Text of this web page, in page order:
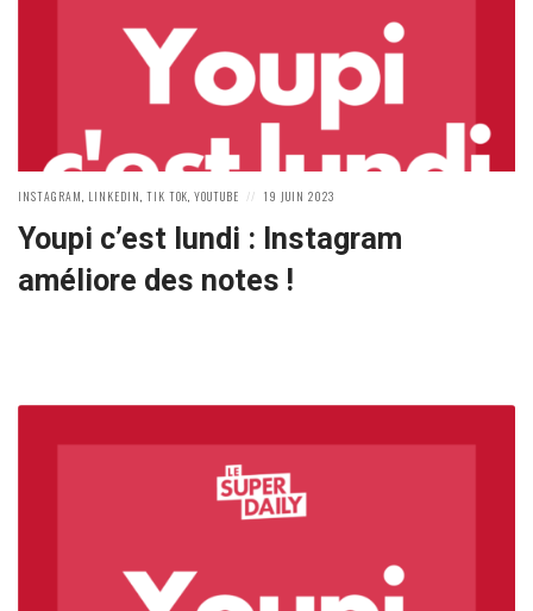
POSTED
INSTAGRAM, LINKEDIN, TIK TOK,YOUTUBE
POSTED
19 JUIN 2023
Youpi c’est lundi : Instagram
améliore des notes !